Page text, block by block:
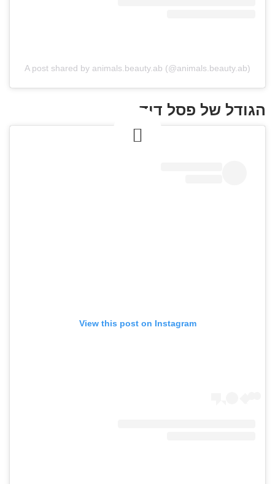
A post shared by animals.beauty.ab (@animals.beauty.ab)
הגודל של פסל דוד
View this post on Instagram